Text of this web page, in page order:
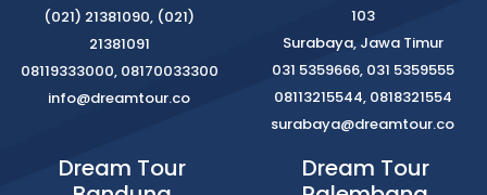
(021) 21381090, (021)
21381091
08119333000, 08170033300
info@dreamtour.co
103
Surabaya, Jawa Timur
031 5359666, 031 5359555
08113215544, 0818321554
surabaya@dreamtour.co
Dream Tour
Dream Tour